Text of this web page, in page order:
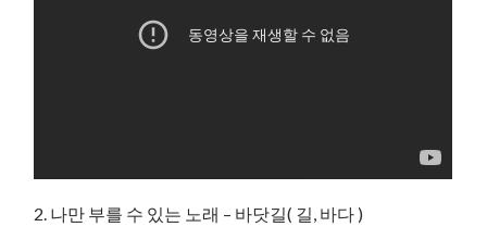
2. 나만 부를 수 있는 노래 – 바닷길( 길, 바다 )